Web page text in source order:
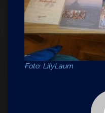
Foto: LilyLaum